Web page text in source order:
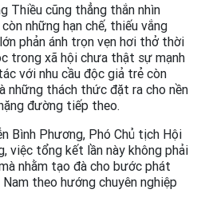
Thiều cũng thẳng thắn nhìn
những hạn chế, thiếu vắng
phản ánh trọn vẹn hơi thở thời
trong xã hội chưa thật sự mạnh
với nhu cầu độc giả trẻ còn
những thách thức đặt ra cho nền
đường tiếp theo.
Bình Phương, Phó Chủ tịch Hội
việc tổng kết lần này không phải
nhằm tạo đà cho bước phát
theo hướng chuyên nghiệp